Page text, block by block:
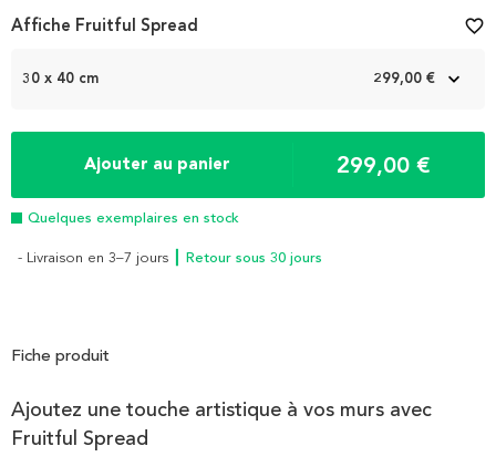
30 x 40 cm 299,00 €
Ajouter au panier 299,00 €
Quelques exemplaires en stock
- Livraison en 3–7 jours ┃ Retour sous 30 jours
Affiche Fruitful Spread favorite_border
Fiche produit
Ajoutez une touche artistique à vos murs avec
Fruitful Spread